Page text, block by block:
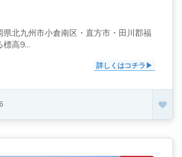
県北九州市小倉南区・直方市・田川郡福
標高9...
詳しくはコチラ